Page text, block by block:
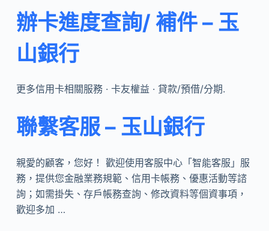
辦卡進度查詢/ 補件 – 玉
山銀行
更多信用卡相關服務 · 卡友權益 · 貸款/預借/分期.
聯繫客服 – 玉山銀行
親愛的顧客，您好！ 歡迎使用客服中心「智能客服」服
務，提供您金融業務規範、信用卡帳務、優惠活動等諮
詢；如需掛失、存戶帳務查詢、修改資料等個資事項，
歡迎多加 …